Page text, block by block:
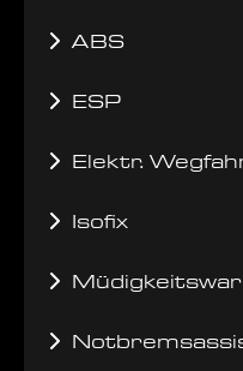
ABS
ESP
Elektr.
Isofix